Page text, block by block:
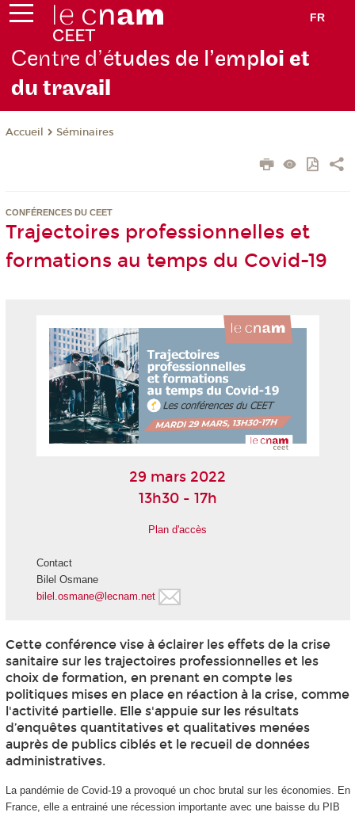
FR
Centre d’études de l’emploi et
du travail
Accueil Séminaires
CONFÉRENCES DU CEET
Trajectoires professionnelles et
formations au temps du Covid-19
29 mars 2022
13h30 - 17h
Plan d'accès
Contact
Bilel Osmane
bilel.osmane@lecnam.net
Cette conférence vise à éclairer les effets de la crise
sanitaire sur les trajectoires professionnelles et les
choix de formation, en prenant en compte les
politiques mises en place en réaction à la crise, comme
l'activité partielle. Elle s'appuie sur les résultats
d’enquêtes quantitatives et qualitatives menées
auprès de publics ciblés et le recueil de données
administratives.
La pandémie de Covid-19 a provoqué un choc brutal sur les économies. En
France, elle a entrainé une récession importante avec une baisse du PIB